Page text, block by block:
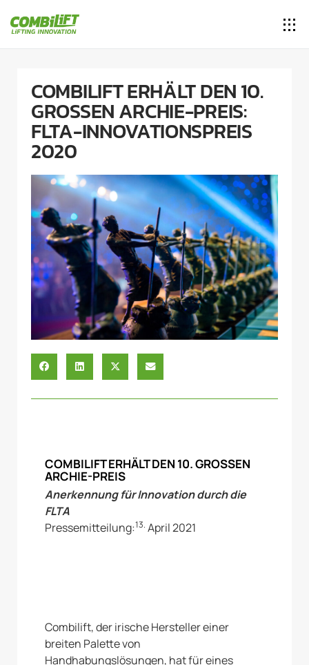
COMBILIFT ERHÄLT DEN 10.
GROSSEN ARCHIE-PREIS: F
LTA-INNOVATIONSPREIS 2
020
COMBILIFT ERHÄLT DEN 10. GROSSEN A
RCHIE-PREIS
Anerkennung für Innovation durch die
FLTA
Pressemitteilung:13. April 2021
Combilift, der irische Hersteller einer
breiten Palette von
Handhabungslösungen, hat für eines